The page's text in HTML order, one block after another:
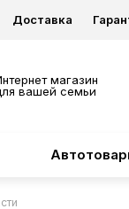
Доставка
магазин
вашей семьи